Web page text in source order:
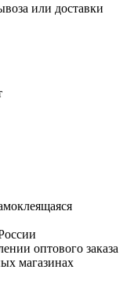
или доставки
оптового заказа
магазинах